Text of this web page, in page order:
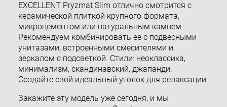
EXCELLENT Pryzmat Slim отлично смотрится с
керамической плиткой крупного формата,
микроцементом или натуральным камнем.
Рекомендуем комбинировать её с подвесными
унитазами, встроенными смесителями и
зеркалом с подсветкой. Стили: неоклассика,
минимализм, скандинавский, джапанди.
Создайте свой идеальный уголок для релаксации.
Закажите эту модель уже сегодня, и мы